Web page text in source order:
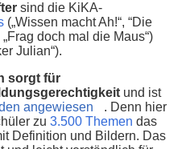
sind die KiKA-
(„Wissen macht Ah!“, “Die
doch mal die Maus“)
Julian“).
sorgt für
und ist
angewiesen
. Denn hier
zu 3.500 Themen das
Definition und Bildern. Das